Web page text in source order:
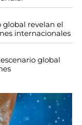
global revelan el
internacionales
global